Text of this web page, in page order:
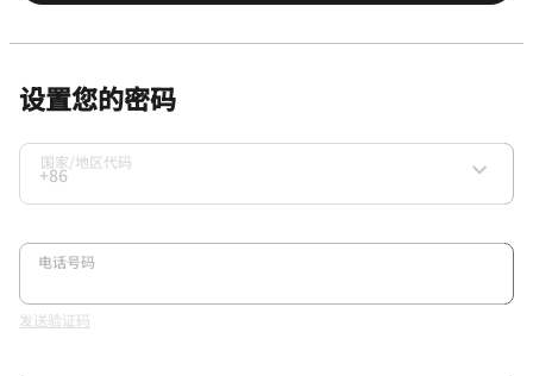
设置您的密码
国家/地区代码
+86
电话号码
发送验证码